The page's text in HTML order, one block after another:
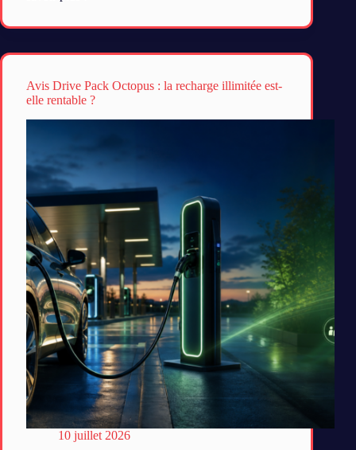
Avis Drive Pack Octopus : la recharge illimitée est-
elle rentable ?
10 juillet 2026